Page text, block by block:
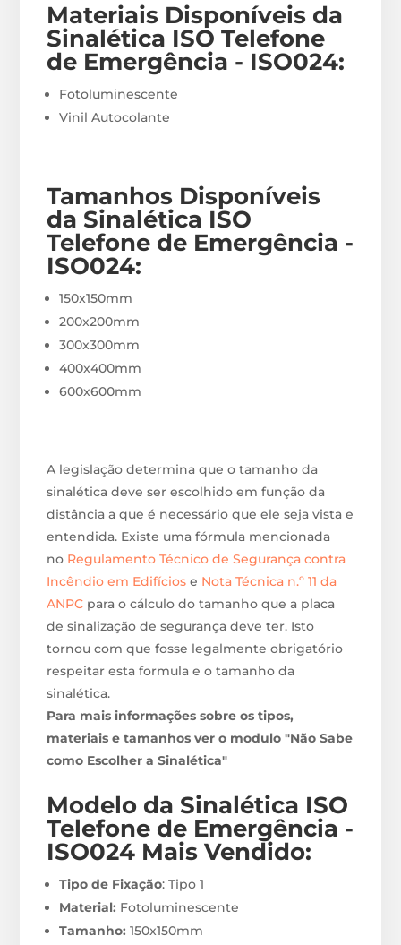
Materiais Disponíveis da
Sinalética ISO Telefone
de Emergência - ISO024:
Fotoluminescente
Vinil Autocolante
Tamanhos Disponíveis
da Sinalética ISO
Telefone de Emergência -
ISO024:
150x150mm
200x200mm
300x300mm
400x400mm
600x600mm
A legislação determina que o tamanho da
sinalética deve ser escolhido em função da
distância a que é necessário que ele seja vista e
entendida. Existe uma fórmula mencionada
no Regulamento Técnico de Segurança contra
Incêndio em Edifícios e Nota Técnica n.º 11 da
ANPC para o cálculo do tamanho que a placa
de sinalização de segurança deve ter. Isto
tornou com que fosse legalmente obrigatório
respeitar esta formula e o tamanho da
sinalética.
Para mais informações sobre os tipos,
materiais e tamanhos ver o modulo "Não Sabe
como Escolher a Sinalética"
Modelo da Sinalética ISO
Telefone de Emergência -
ISO024 Mais Vendido:
Tipo de Fixação: Tipo 1
Material: Fotoluminescente
Tamanho: 150x150mm